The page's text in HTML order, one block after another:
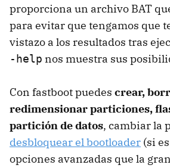
proporciona un archivo BAT
para evitar que tengamos que
vistazo a los resultados tras
-help nos muestra sus
Con fastboot puedes crear,
redimensionar particiones,
partición de datos, cambiar la
desbloquear el bootloader (si
opciones avanzadas que la